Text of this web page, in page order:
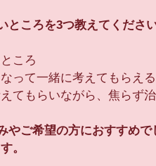
ところを3つ教えてくださ
ころ
って一緒に考えてもらえ
てもらいながら、焦らず
やご希望の方におすすめ
。